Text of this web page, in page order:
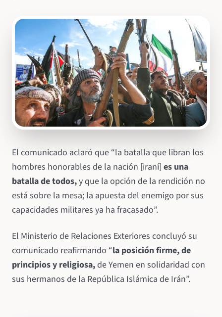
El comunicado aclaró que “la batalla que libran los
hombres honorables de la nación [iraní] es una
batalla de todos,y que la opción de la rendición no
está sobre la mesa; la apuesta del enemigo por sus
capacidades militares ya ha fracasado”.
El Ministerio de Relaciones Exteriores concluyó su
comunicado reafirmando “la posición firme, de
principios y religiosa,de Yemen en solidaridad con
sus hermanos de la República Islámica de Irán”.